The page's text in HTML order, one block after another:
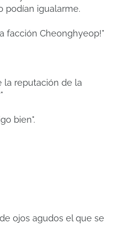
podían igualarme.
facción Cheonghyeop!"
la reputación de la
bien".
ojos agudos el que se